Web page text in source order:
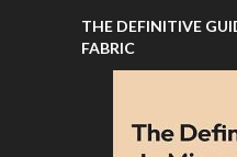
THE DEFINITIVE
FABRIC